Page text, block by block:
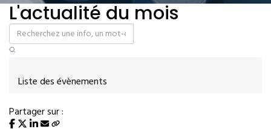
L'actualité du mois
Liste des évènements
Partager sur :